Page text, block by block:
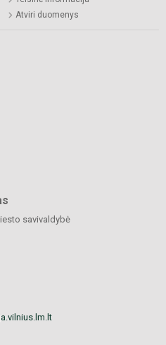
Atviri duomenys
savivaldybė